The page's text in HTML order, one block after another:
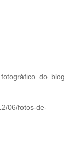
do blog
06/fotos-de-